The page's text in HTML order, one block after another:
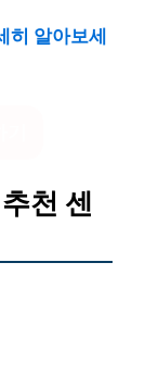
히 알아보세
천 센